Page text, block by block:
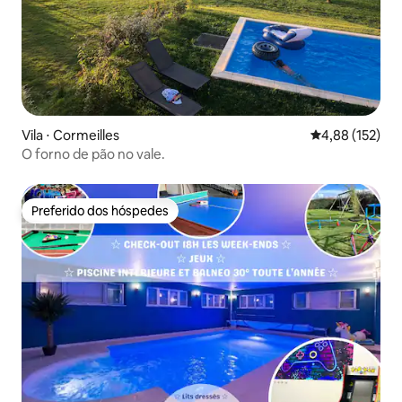
Vila ⋅ Cormeilles 4,88 de uma
4,88 (152)
O forno de pão no vale.
Preferido dos hóspedes
Preferido dos hóspedes